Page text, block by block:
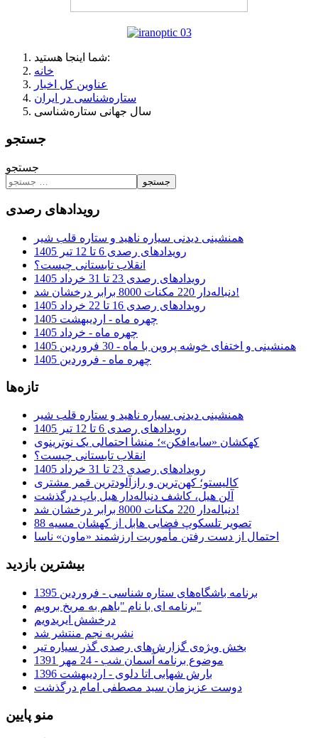
شما اینجا هستید:
خانه
عناوین کل اخبار
ستاره‌شناسی در ایران
سال جهانی ستاره‌شناسی
جستجو
جستجو
جستجو
رویدادهای رصدی
همنشینی دیدنی سیاره ناهید و ستاره قلب شیر
رویدادهای رصدی 6 تا 12 تیر 1405
انقلاب تابستانی چیست؟
رویدادهای رصدی 23 تا 31 خرداد 1405
دنباله‌دار 220 مکنات 8000 برابر درخشان شد!
رویدادهای رصدی 16 تا 22 خرداد 1405
چهره ماه - اردیبهشت 1405
چهره ماه - خرداد 1405
همنشینی و اختفای خوشه پروین با ماه - 30 فروردین 1405
چهره ماه - فروردین 1405
تازه‌ها
همنشینی دیدنی سیاره ناهید و ستاره قلب شیر
رویدادهای رصدی 6 تا 12 تیر 1405
کهکشان «سایه‌افکن»؛ منشأ احتمالی یک نوترینوی
انقلاب تابستانی چیست؟
رویدادهای رصدی 23 تا 31 خرداد 1405
کالیستو؛ کهن‌ترین و رازآلودترین قمر مشتری
آلن هیل، کاشف دنباله‌دار هیل باپ درگذشت
دنباله‌دار 220 مکنات 8000 برابر درخشان شد!
تصویر تلسکوپ فضایی هابل از کهشان مسیه 88
احتمال از دست رفتن مأموریت ارزشمند «ماون» ناسا
بیشترین بازدید
برنامه باشگاه‌های ستاره شناسی - فروردین 1395
برنامه ای با نام "باهم به مریخ برویم"
درخشش ایریدویم
نشریه نجم منتشر شد
بخش ویژه‌ی گزارش‌های رصدی گذر سیاره تیر
موضوع برنامه آسمان شب - 24 مهر 1391
بارش شهابی اتا دلوی - اردیبهشت 1396
دوست عزیزمان سید مصطفی امام درگذشت
منو پایین